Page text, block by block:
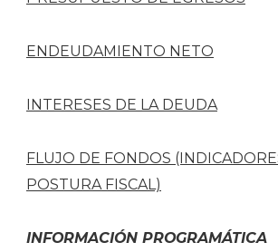
ENDEUDAMIENTO NETO
INTERESES DE LA DEUDA
FLUJO DE FONDOS
POSTURA FISCAL)
INFORMACIÓN PROGRAMÁTICA